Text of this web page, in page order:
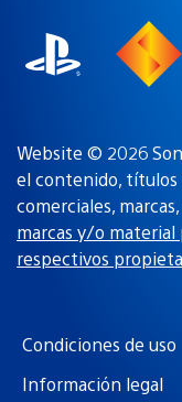
Website © 2026
el contenido, títulos
comerciales,
marcas y/o
respectivos
Condiciones de uso
Información legal